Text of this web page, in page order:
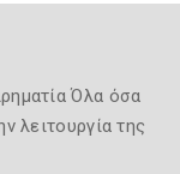
Όλα όσα
λειτουργία της